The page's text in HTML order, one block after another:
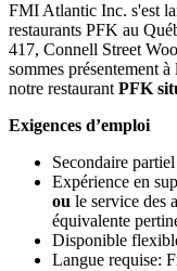
FMI Atlantic Inc. s'est
restaurants PFK au
417, Connell Street
sommes présentement à
notre restaurant PFK
Exigences d’emploi
Secondaire partiel
Expérience en
ou le service des
équivalente
Disponible
Langue requise: